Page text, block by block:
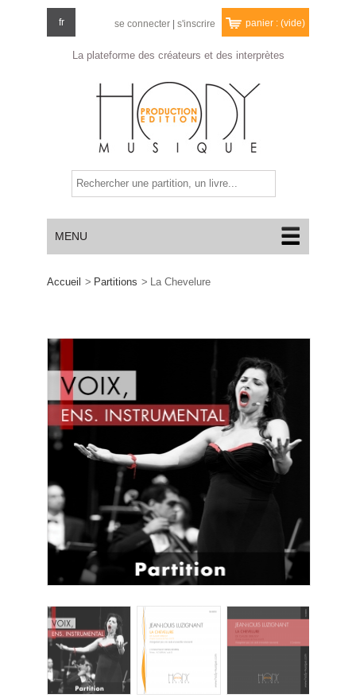
La plateforme des créateurs et des interprètes
fr se connecter s'inscrire panier : (vide)
MENU
Accueil > Partitions > La Chevelure